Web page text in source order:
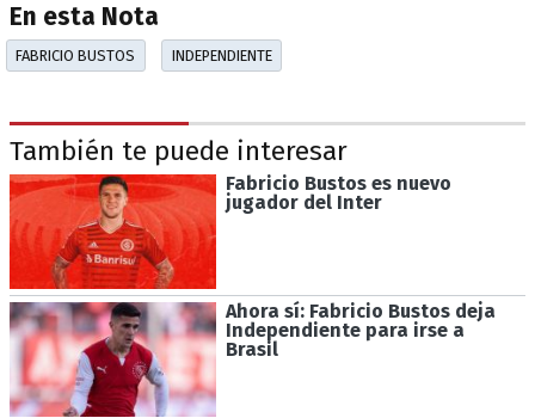
En esta Nota
FABRICIO BUSTOS INDEPENDIENTE
También te puede interesar
Fabricio Bustos es nuevo
jugador del Inter
Ahora sí: Fabricio Bustos deja
Independiente para irse a
Brasil